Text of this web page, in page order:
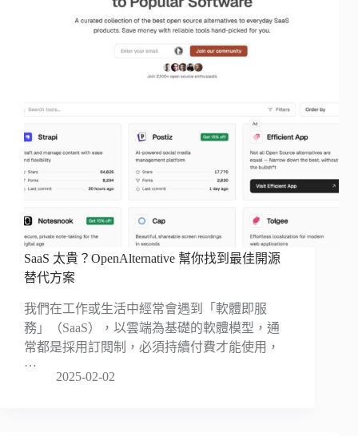
SaaS 太貴？OpenAlternative 幫你找到最佳開源
替代方案
我們在工作或生活中經常會遇到「軟體即服
務」（SaaS），以雲端為基礎的軟體模型，通
常都是採用訂閱制，必須持續付費才能使用，
…
2025-02-02